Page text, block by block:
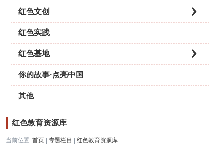
红色文创
红色实践
红色基地
你的故事·点亮中国
其他
红色教育资源库
当前位置: 首页 专题栏目 红色教育资源库